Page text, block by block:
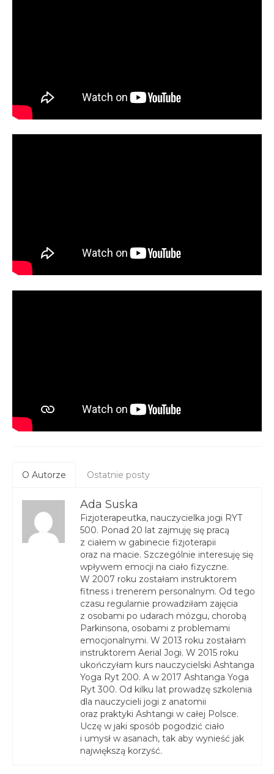
O Autorze Ostatnie posty
Ada Suska
Fizjoterapeutka, nauczycielka jogi RYT
500. Ponad 20 lat zajmuję się pracą
z ciałem w gabinecie fizjoterapii
oraz na macie. Szczególnie interesuję się
wpływem emocji na ciało fizyczne.
W 2007 roku zostałam instruktorem
fitness i trenerem personalnym. Od tego
czasu regularnie prowadziłam zajęcia
z osobami po udarach mózgu, chorobą
Parkinsona, osobami z problemami
emocjonalnymi. W 2013 roku zostałam
instruktorem Aerial Jogi. W 2015 roku
ukończyłam kurs nauczycielski Ashtanga
Yoga Ryt 200. A w 2017 Ashtanga Yoga
Ryt 300. Od kilku lat prowadzę szkolenia
dla nauczycieli jogi z anatomii
oraz praktyki Ashtangi w całej Polsce.
Uczę w jaki sposób pogodzić ciało
i umysł w asanach, tak aby wynieść jak
największą korzyść.